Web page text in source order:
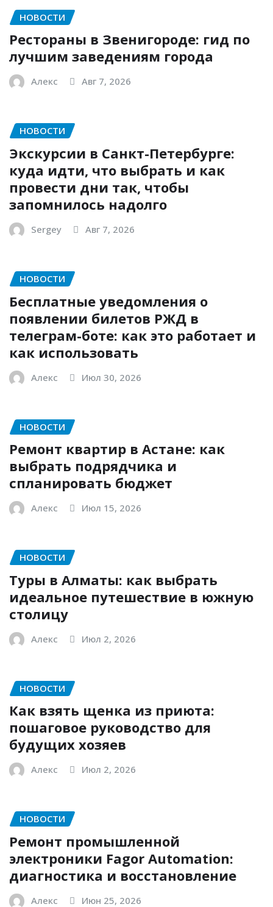
НОВОСТИ
Рестораны в Звенигороде: гид по
лучшим заведениям города
Алекс Авг 7, 2026
НОВОСТИ
Экскурсии в Санкт-Петербурге:
куда идти, что выбрать и как
провести дни так, чтобы
запомнилось надолго
Sergey Авг 7, 2026
НОВОСТИ
Бесплатные уведомления о
появлении билетов РЖД в
телеграм-боте: как это работает и
как использовать
Алекс Июл 30, 2026
НОВОСТИ
Ремонт квартир в Астане: как
выбрать подрядчика и
спланировать бюджет
Алекс Июл 15, 2026
НОВОСТИ
Туры в Алматы: как выбрать
идеальное путешествие в южную
столицу
Алекс Июл 2, 2026
НОВОСТИ
Как взять щенка из приюта:
пошаговое руководство для
будущих хозяев
Алекс Июл 2, 2026
НОВОСТИ
Ремонт промышленной
электроники Fagor Automation:
диагностика и восстановление
Алекс Июн 25, 2026